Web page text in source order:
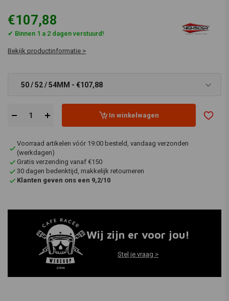
€107,88
✔ Binnen 1 a 2 dagen verstuurd!
Bekijk productinformatie >
50 / 52 / 54MM - €107,88
In winkelwagen
Voorraad artikelen vóór 19:00 besteld, vandaag verzonden
(werkdagen)
Gratis verzending vanaf €150
30 dagen bedenktijd, makkelijk retourneren
Klanten geven ons een 9,2/10
Wij zijn er voor jou!
Stel je vraag >